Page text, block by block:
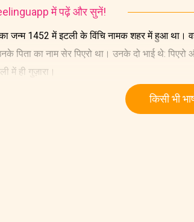
में पढ़ें और सुनें!
का जन्म 1452 में इटली के विंचि नामक शहर में हुआ था।
पिता का नाम सेर पिएरो था। उनके दो भाई थे:
में ही गुज़ारा।
किसी भी